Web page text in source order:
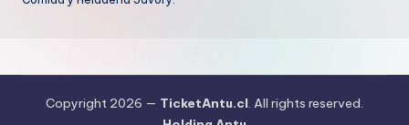
Copyright 2026 — TicketAntu.cl. All rights reserved.